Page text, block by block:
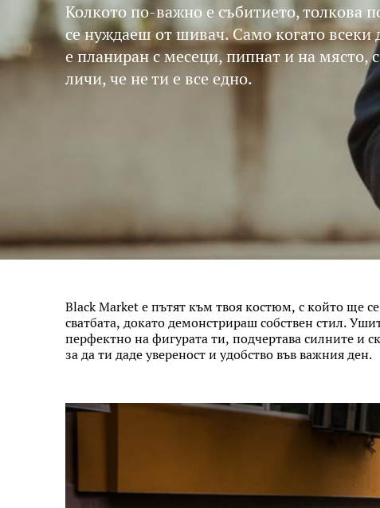
Колкото по-важно е събитието, толкова
се нуждаеш от шивач. Само когато всеки
е планиран с месеци, пипнат и на място,
личи, че не ти е все едно.
Black Market е пътят към твоя костюм, с който ще
сватбата, докато демонстрираш собствен стил.
перфектно на фигурата ти, подчертава силните и
за да ти даде увереност и удобство във важния ден.